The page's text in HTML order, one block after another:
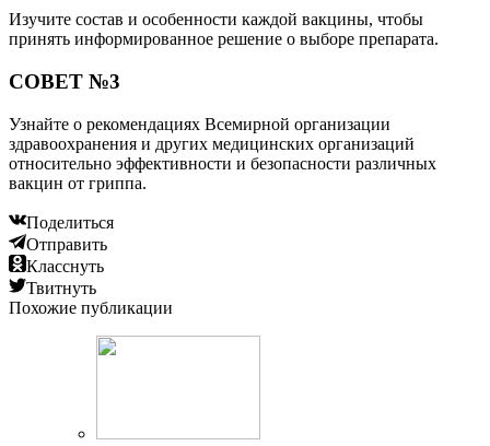
Изучите состав и особенности каждой вакцины, чтобы
принять информированное решение о выборе препарата.
СОВЕТ №3
Узнайте о рекомендациях Всемирной организации
здравоохранения и других медицинских организаций
относительно эффективности и безопасности различных
вакцин от гриппа.
Поделиться
Отправить
Класснуть
Твитнуть
Похожие публикации